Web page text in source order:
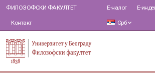
ФИЛОЗОФСКИ ФАКУЛТЕТ
Контакт
Е-налог Е-
Срб